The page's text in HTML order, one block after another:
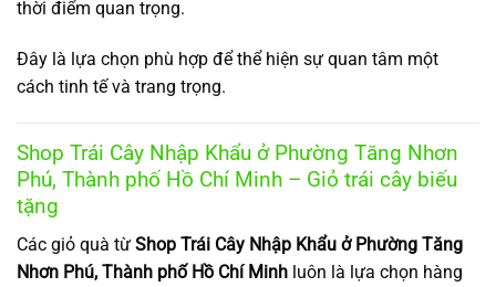
thời điểm quan trọng.
Đây là lựa chọn phù hợp để thể hiện sự quan tâm một
cách tinh tế và trang trọng.
Shop Trái Cây Nhập Khẩu ở Phường Tăng Nhơn
Phú, Thành phố Hồ Chí Minh – Giỏ trái cây biếu
tặng
Các giỏ quà từ Shop Trái Cây Nhập Khẩu ở Phường Tăng
Nhơn Phú, Thành phố Hồ Chí Minh luôn là lựa chọn hàng